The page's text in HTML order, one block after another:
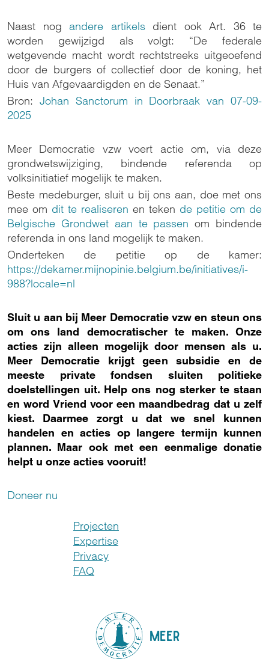
Naast nog andere artikelsdient ook Art. 36 te
worden gewijzigd als volgt: “De federale
wetgevende macht wordt rechtstreeks uitgeoefend
door de burgers of collectief door de koning, het
Huis van Afgevaardigden en de Senaat.”
Bron: Johan Sanctorum in Doorbraak van 07-09-
2025
Meer Democratie vzw voert actie om, via deze
grondwetswijziging, bindende referenda op
volksinitiatief mogelijk te maken.
Beste medeburger, sluit u bij ons aan, doe met ons
mee om dit te realiseren en teken de petitie om de
Belgische Grondwet aan te passen om bindende
referenda in ons land mogelijk te maken.
Onderteken de petitie op de kamer:
https://dekamer.mijnopinie.belgium.be/initiatives/i-
988?locale=nl
Sluit u aan bij Meer Democratie vzw en steun ons
om ons land democratischer te maken. Onze
acties zijn alleen mogelijk door mensen als u.
Meer Democratie krijgt geen subsidie en de
meeste private fondsen sluiten politieke
doelstellingen uit. Help ons nog sterker te staan
en word Vriend voor een maandbedrag dat u zelf
kiest. Daarmee zorgt u dat we snel kunnen
handelen en acties op langere termijn kunnen
plannen. Maar ook met een eenmalige donatie
helpt u onze acties vooruit!
Doneer nu
Projecten
Expertise
Privacy
FAQ
MEER